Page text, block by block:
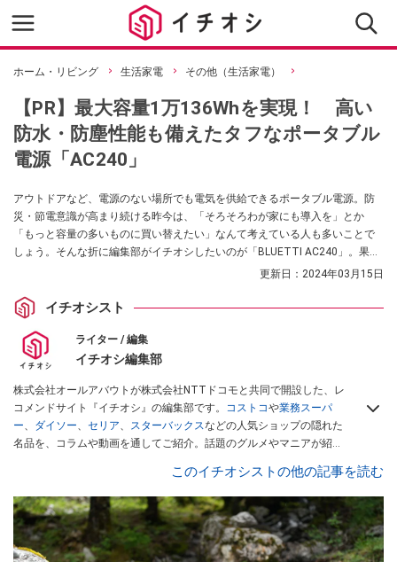
ホーム・リビング 生活家電 その他（生活家電）
【PR】最大容量1万136Whを実現！ 高い
防水・防塵性能も備えたタフなポータブル
電源「AC240」
アウトドアなど、電源のない場所でも電気を供給できるポータブル電源。防
災・節電意識が高まり続ける昨今は、「そろそろわが家にも導入を」とか
「もっと容量の多いものに買い替えたい」なんて考えている人も多いことで
しょう。そんな折に編集部がイチオシしたいのが「BLUETTI AC240」。果た
して、その魅力とは？（提供：株式会社ブルーティパワー）
更新日： 2024年03月15日
イチオシスト
ライター / 編集
イチオシ編集部
株式会社オールアバウトが株式会社NTTドコモと共同で開設した、レ
コメンドサイト『イチオシ』の編集部です。 コストコや業務スーパ
ー、 ダイソー、 セリア、 スターバックスなどの人気ショップの隠れた
名品を、コラムや動画を通してご紹介。話題のグルメやマニアが紹介
インフルエンサーが実際に使用してレビューしています。毎日トレン
ド情報をお届けしているので、ぜひGoogleニュースでフォローしてく
ださい！
このイチオシストの他の記事を読む